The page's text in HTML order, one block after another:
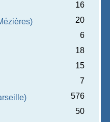
16
20
6
18
15
7
576
50